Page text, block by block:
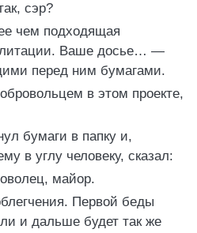
сэр?
чем подходящая
Ваше досье… —
перед ним бумагами.
в этом проекте,
бумаги в папку и,
в углу человеку, сказал:
майор.
Первой беды
и дальше будет так же